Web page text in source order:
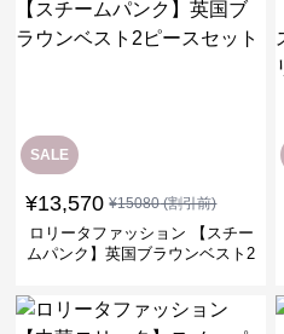
SALE
¥13,570 ¥15080(割引前)
ロリータファッション 【スチー
ムパンク】英国ブラウンベスト2